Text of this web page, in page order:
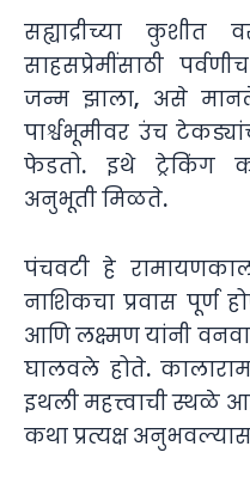
सह्याद्रीच्या कुशीत
साहसप्रेमींसाठी
जन्म झाला, असे मानले
पार्श्वभूमीवर उंच
फेडतो. इथे ट्रेकिंग
अनुभूती मिळते.
पंचवटी हे
नाशिकचा प्रवास पूर्ण
आणि लक्ष्मण यांनी
घालवले होते.
इथली महत्त्वाची स्थळे
कथा प्रत्यक्ष